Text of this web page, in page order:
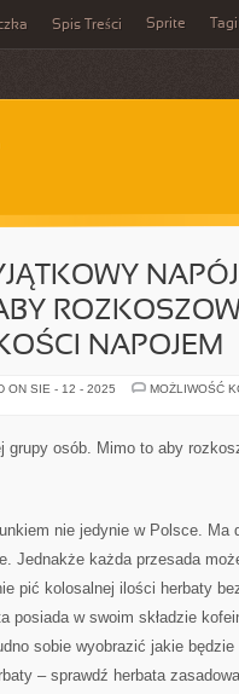
Spis Treści Sprite Tagi
NAPOJEM
ON SIE - 12 - 2025
MOŻLIWOŚĆ
grupy osób. Mimo to aby
nie jedynie w Polsce. Ma
Jednakże każda przesada
pić kolosalnej ilości herbaty
posiada w swoim składzie
sobie wyobrazić jakie
– sprawdź herbata